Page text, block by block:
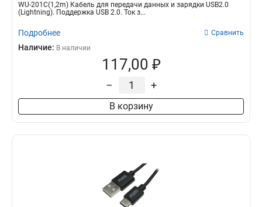
WU-201C(1,2m) Кабель для передачи данных и зарядки USB2.0
(Lightning). Поддержка USB 2.0. Ток з...
Подробнее Сравнить
Наличие: В наличии
117,00 ₽
– +
В корзину